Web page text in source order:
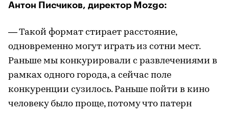
Антон Писчиков, директор Mozgo:
— Такой формат стирает расстояние,
одновременно могут играть из сотни мест.
Раньше мы конкурировали с развлечениями в
рамках одного города, а сейчас поле
конкуренции сузилось. Раньше пойти в кино
человеку было проще, потому что патерн